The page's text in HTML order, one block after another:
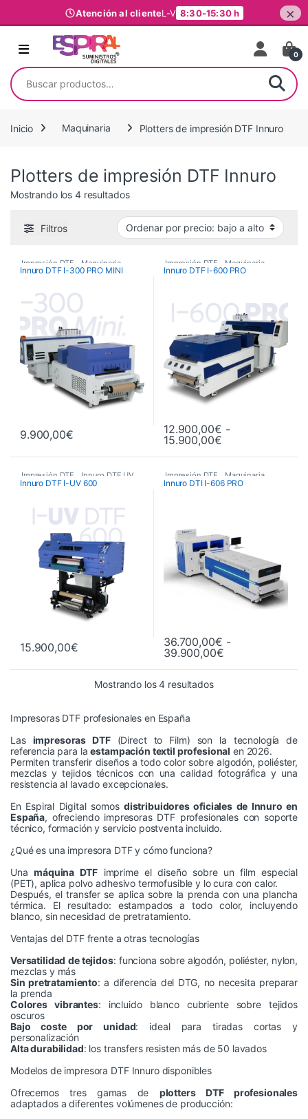
Atención al clienteL-V 8:30-15:30 h ×
Ir al contenido
0
Buscar por:
Inicio Maquinaria Plotters de impresión DTF Innuro
Plotters de impresión DTF Innuro
Mostrando los 4 resultadosOrdenado por precio: bajo a alto
Filtros
Impresión DTF Maquinaria
Plotters de impresión DTF Innuro
Innuro DTF I-300 PRO MINI
9.900,00€
Impresión DTF Maquinaria
Innuro DTF I-600 PRO
12.900,00€ -
15.900,00€Rango de
Este producto tiene múltiples
Impresión DTF Innuro DTF UV
Plotters de Impresión ,
Plotters de impresión DTF Innuro
Innuro DTF I-UV 600
15.900,00€
Impresión DTF Maquinaria
Innuro DTI I-606 PRO
36.700,00€ -
39.900,00€Rango de
Este producto tiene múltiples
Mostrando los 4 resultadosOrdenado por
Impresoras DTF profesionales en España
Las impresoras DTF(Direct to Film) son la tecnología de
referencia para laestampación textil profesional en 2026.
Permiten transferir diseños a todo color sobre algodón, poliéster,
mezclas y tejidos técnicos con una calidad fotográfica y una
resistencia al lavado excepcionales.
En Espiral Digital somos distribuidores oficiales de Innuro en
España, ofreciendo impresoras DTF profesionales con soporte
técnico, formación y servicio postventa incluido.
¿Qué es una impresora DTF y cómo funciona?
Unamáquina DTF imprime el diseño sobre un film especial
(PET), aplica polvo adhesivo termofusible y lo cura con calor.
Después, el transfer se aplica sobre la prenda con una plancha
térmica. El resultado: estampados a todo color, incluyendo
blanco, sin necesidad de pretratamiento.
Ventajas del DTF frente a otras tecnologías
Versatilidad de tejidos: funciona sobre algodón, poliéster, nylon,
mezclas y más
Sin pretratamiento: a diferencia del DTG, no necesita preparar
la prenda
Colores vibrantes: incluido blanco cubriente sobre tejidos
oscuros
Bajo coste por unidad: ideal para tiradas cortas y
personalización
Alta durabilidad: los transfers resisten más de 50 lavados
Modelos de impresora DTF Innuro disponibles
Ofrecemos tres gamas de plotters DTF profesionales
adaptados a diferentes volúmenes de producción: